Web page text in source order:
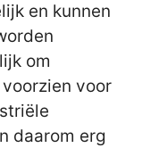
en kunnen
om
voor
daarom erg